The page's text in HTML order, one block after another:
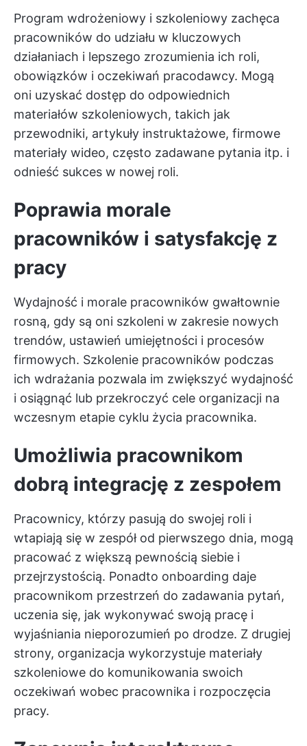
Program wdrożeniowy i szkoleniowy zachęca
pracowników do udziału w kluczowych
działaniach i lepszego zrozumienia ich roli,
obowiązków i oczekiwań pracodawcy. Mogą
oni uzyskać dostęp do odpowiednich
materiałów szkoleniowych, takich jak
przewodniki, artykuły instruktażowe, firmowe
materiały wideo, często zadawane pytania itp. i
odnieść sukces w nowej roli.
Poprawia morale
pracowników i satysfakcję z
pracy
Wydajność i morale pracowników gwałtownie
rosną, gdy są oni szkoleni w zakresie nowych
trendów, ustawień umiejętności i procesów
firmowych. Szkolenie pracowników podczas
ich wdrażania pozwala im zwiększyć wydajność
i osiągnąć lub przekroczyć cele organizacji na
wczesnym etapie cyklu życia pracownika.
Umożliwia pracownikom
dobrą integrację z zespołem
Pracownicy, którzy pasują do swojej roli i
wtapiają się w zespół od pierwszego dnia, mogą
pracować z większą pewnością siebie i
przejrzystością. Ponadto onboarding daje
pracownikom przestrzeń do zadawania pytań,
uczenia się, jak wykonywać swoją pracę i
wyjaśniania nieporozumień po drodze. Z drugiej
strony, organizacja wykorzystuje materiały
szkoleniowe do komunikowania swoich
oczekiwań wobec pracownika i rozpoczęcia
pracy.